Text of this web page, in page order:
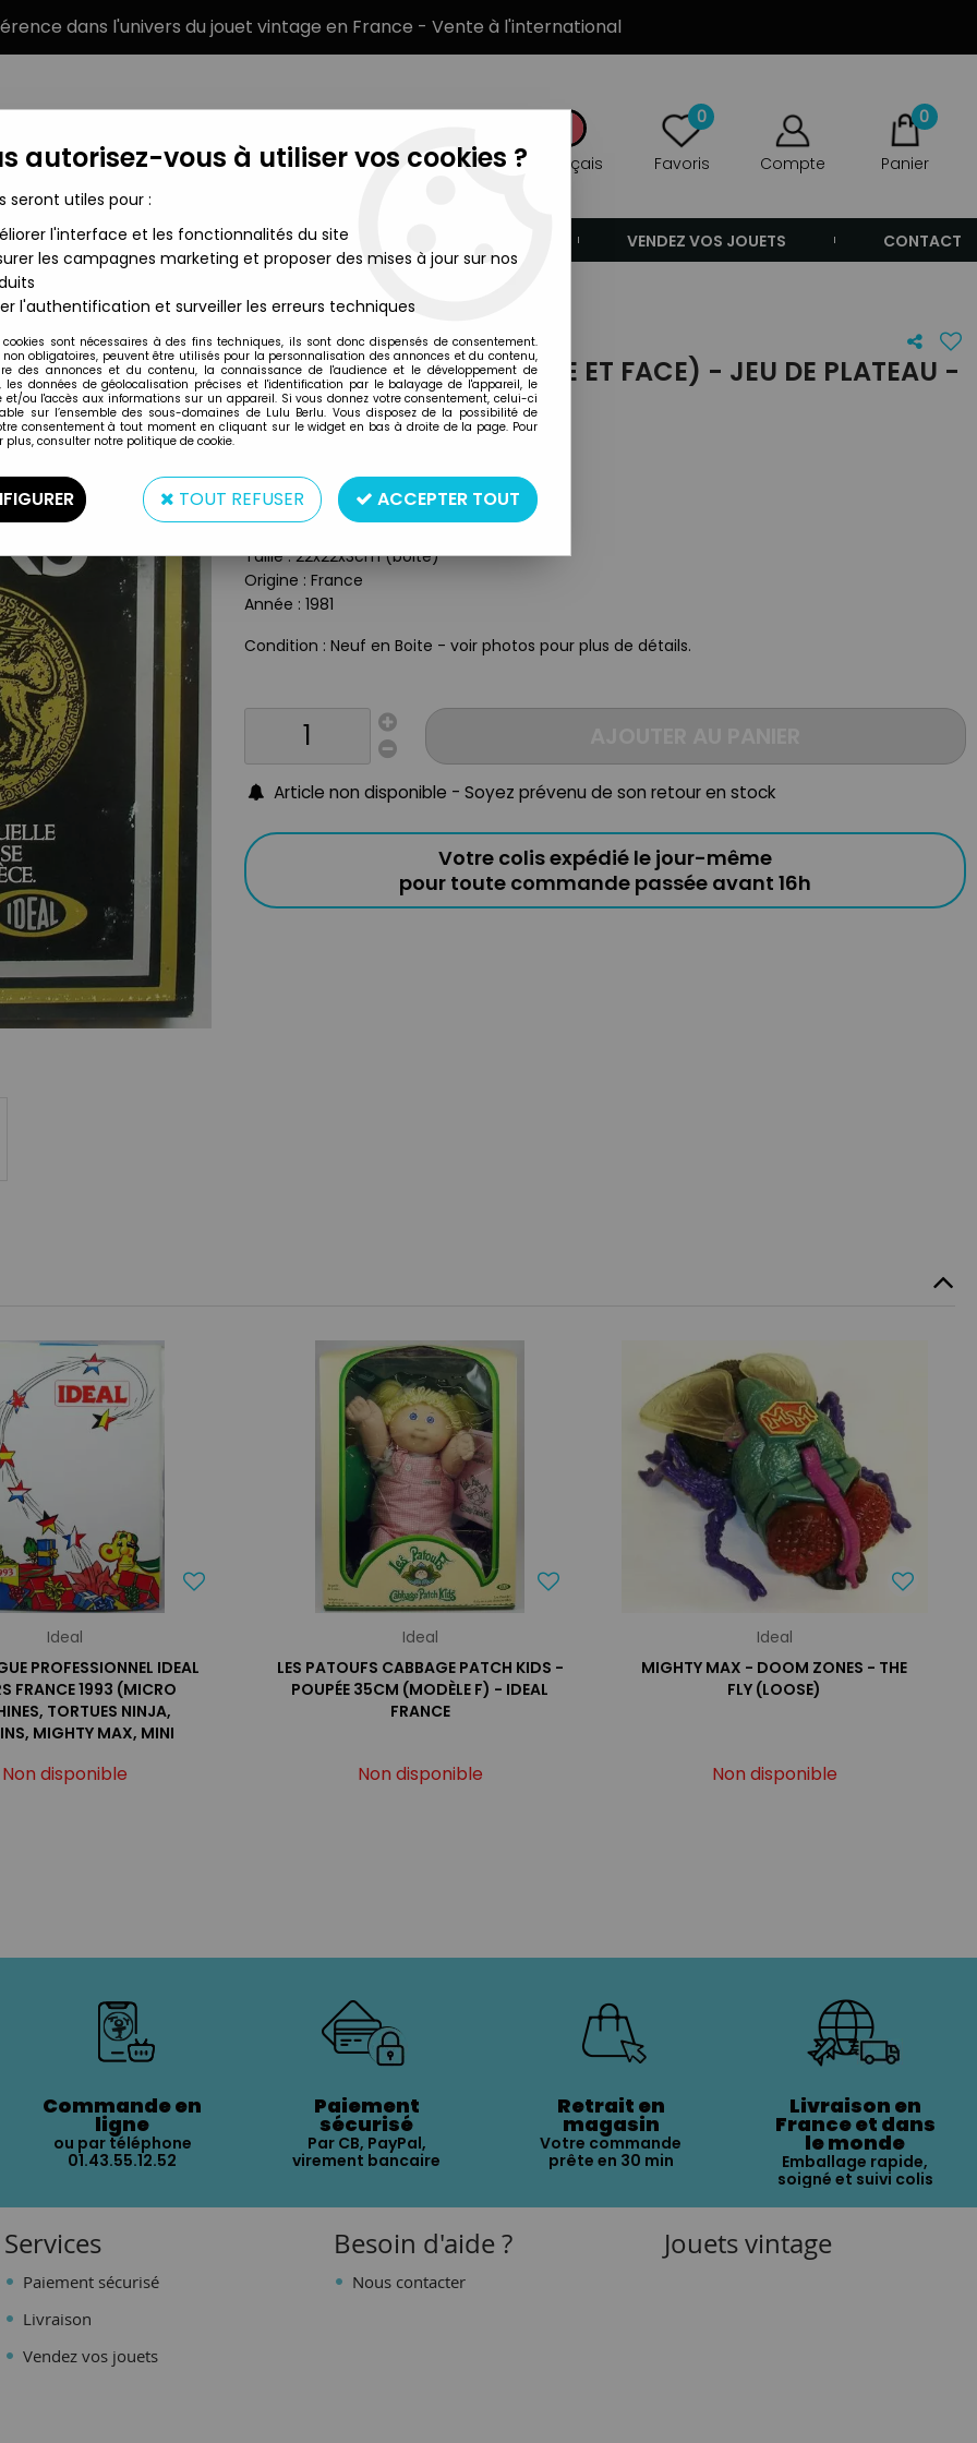
dans l'univers du jouet vintage en France - Vente à l'international
Français
0
Favoris Compte
0
Panier
MARQUES TYPE DE PRODUIT VENDEZ VOS JOUETS CONTACT
(Pile et Face) - Jeu de plateau - Ideal 1981
Ideal
LE JEU DES CAESARS (PILE ET FACE) - JEU DE PLATEAU -
IDEAL 1981
Type : jeu de plateau
Taille : 22x22x3cm (boite)
Origine : France
Année : 1981
Condition : Neuf en Boite - voir photos pour plus de détails.
Article non disponible - Soyez prévenu de son retour en stock
Votre colis expédié le jour-même
pour toute commande passée avant 16h
Ideal
PROFESSIONNEL IDEAL
FRANCE 1993 (MICRO
TORTUES NINJA,
MIGHTY MAX, MINI
Non disponible
Ideal
LES PATOUFS CABBAGE PATCH KIDS -
POUPÉE 35CM (MODÈLE F) - IDEAL
FRANCE
Non disponible
Ideal
MIGHTY MAX - DOOM ZONES - THE
FLY (LOOSE)
Non disponible
Commande en
ligne
ou par téléphone
01.43.55.12.52
Paiement
sécurisé
Par CB, PayPal,
virement bancaire
Retrait en
magasin
Votre commande
prête en 30 min
Livraison en
France et dans
le monde
Emballage rapide,
soigné et suivi colis
Services
Paiement sécurisé
Livraison
Vendez vos jouets
Besoin d'aide ?
Nous contacter
Jouets vintage
autorisez-vous à utiliser vos cookies ?
seront utiles pour :
l'interface et les fonctionnalités du site
les campagnes marketing et proposer des mises à jour sur nos
l'authentification et surveiller les erreurs techniques
cookies sont nécessaires à des fins techniques, ils sont donc dispensés de consentement.
non obligatoires, peuvent être utilisés pour la personnalisation des annonces et du contenu,
des annonces et du contenu, la connaissance de l'audience et le développement de
les données de géolocalisation précises et l'identification par le balayage de l'appareil, le
et/ou l'accès aux informations sur un appareil. Si vous donnez votre consentement, celui-ci
sur l’ensemble des sous-domaines de Lulu Berlu. Vous disposez de la possibilité de
consentement à tout moment en cliquant sur le widget en bas à droite de la page. Pour
plus, consulter notre politique de cookie.
TOUT REFUSER ACCEPTER TOUT